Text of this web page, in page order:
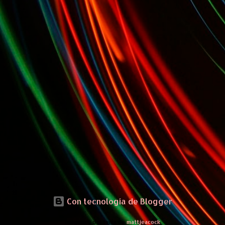
Con tecnología de Blogger
Imágenes del tema demattjeacock